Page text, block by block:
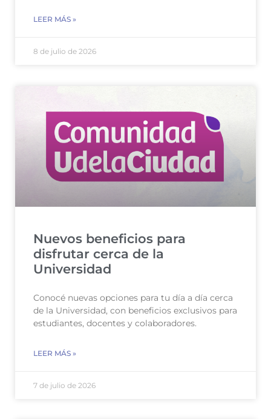
LEER MÁS »
8 de julio de 2026
Nuevos beneficios para
disfrutar cerca de la
Universidad
Conocé nuevas opciones para tu día a día cerca
de la Universidad, con beneficios exclusivos para
estudiantes, docentes y colaboradores.
LEER MÁS »
7 de julio de 2026